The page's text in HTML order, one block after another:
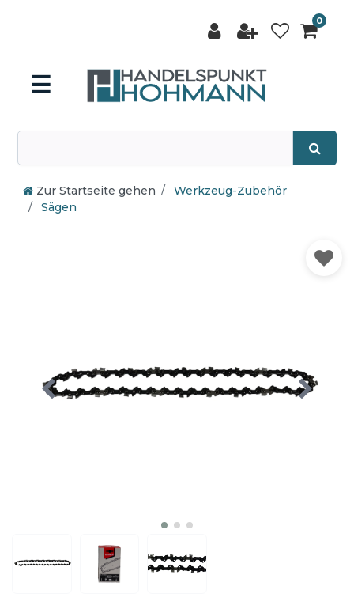
0
☰
Zur Startseite gehen
Werkzeug-Zubehör
Sägen